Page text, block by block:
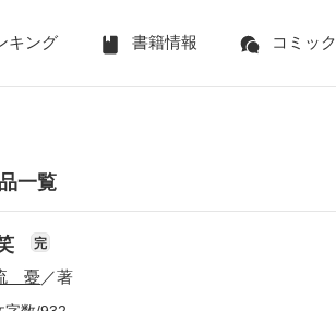
キング 書籍情報 コミック
一覧
完
憂／著